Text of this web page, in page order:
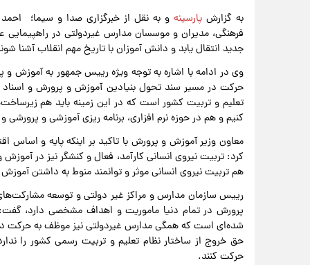
به گزارشپارسینه و به نقل از خبرگزاری صدا و سیما؛
فرهنگی، مدیران و موسسان مدارس غیردولتی در راهپیمایی
جدید انتقال یابد و دانش آموزان با تاریخ مهم انقلاب آشنا
وی در ادامه با اشاره به توجه ویژه رییس جمهور به آموزش
حرکت در مسیر سند تحول بنیادین آموزش و پرورش و اسناد
تعلیم و تربیت کشور است که در این زمینه باید هم
کنیم و هم در حوزه نرم افزاری، برنامه ریزی آموزشی و
معاون وزیر آموزش و پرورش با تاکید بر اینکه پایه و
کرد: تربیت نیروی انسانی کارآمد، فعال و کنشگر نیز در
هم تربیت نیروی انسانی موثر و توانمند منوط به داشتن
رییس سازمان مدارس و مراکز غیر دولتی و توسعه
پرورش در تمام دنیا ماموریت و اهداف مشخصی دارد،
شده‌ای است که همگی مدارس غیردولتی نیز موظف به
حق خروج از ساختار نظام تعلیم و تربیت رسمی کشور را
حرکت کنند.